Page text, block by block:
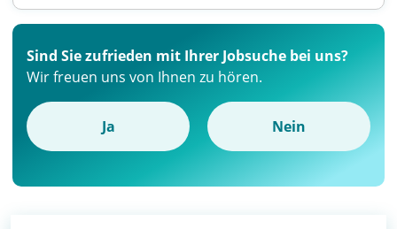
Sind Sie zufrieden mit Ihrer Jobsuche bei uns?
Wir freuen uns von Ihnen zu hören.
Ja Nein